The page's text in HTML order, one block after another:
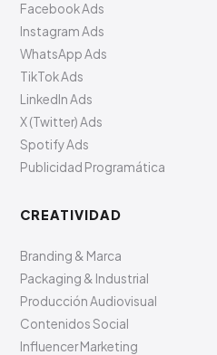
Facebook Ads
Instagram Ads
WhatsApp Ads
TikTok Ads
LinkedIn Ads
X (Twitter) Ads
Spotify Ads
Publicidad Programática
CREATIVIDAD
Branding & Marca
Packaging & Industrial
Producción Audiovisual
Contenidos Social
Influencer Marketing